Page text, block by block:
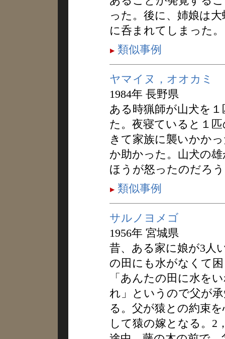
った。後に、姉娘は
に呑まれてしまった。
類似事例
ヤマイヌ，オオカミ
1984年 長野県
ある時猟師が山犬を
た。夜寝ていると１
きて家族に襲いかか
か助かった。山犬の
ほうが怒ったのだろ
類似事例
サルノヨメゴ
1956年 宮城県
昔、ある家に娘が3人
の田にも水がなくて
「あんたの田に水を
れ」というので父が
る。父が猿との約束
して猿の嫁となる。2